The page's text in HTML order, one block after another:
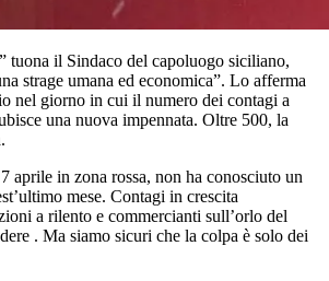
tuona il Sindaco del capoluogo siciliano,
strage umana ed economica”. Lo afferma
nel giorno in cui il numero dei contagi a
una nuova impennata. Oltre 500, la
aprile in zona rossa, non ha conosciuto un
mese. Contagi in crescita
a rilento e commercianti sull’orlo del
. Ma siamo sicuri che la colpa è solo dei